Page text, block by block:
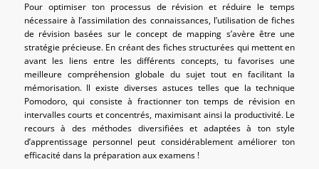
Pour optimiser ton processus de révision et réduire le temps
nécessaire à l’assimilation des connaissances, l’utilisation de fiches
de révision basées sur le concept de mapping s’avère être une
stratégie précieuse. En créant des fiches structurées qui mettent en
avant les liens entre les différents concepts, tu favorises une
meilleure compréhension globale du sujet tout en facilitant la
mémorisation. Il existe diverses astuces telles que la technique
Pomodoro, qui consiste à fractionner ton temps de révision en
intervalles courts et concentrés, maximisant ainsi la productivité. Le
recours à des méthodes diversifiées et adaptées à ton style
d’apprentissage personnel peut considérablement améliorer ton
efficacité dans la préparation aux examens !